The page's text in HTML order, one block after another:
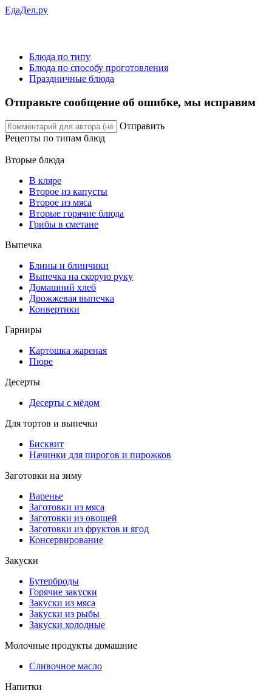
ЕдаДел.ру
Блюда по типу
Блюда по способу проготовления
Праздничные блюда
Отправьте сообщение об ошибке, мы исправим
Отправить
Рецепты по типам блюд
Вторые блюда
В кляре
Второе из капусты
Второе из мяса
Вторые горячие блюда
Грибы в сметане
Выпечка
Блины и блинчики
Выпечка на скорую руку
Домашний хлеб
Дрожжевая выпечка
Конвертики
Гарниры
Картошка жареная
Пюре
Десерты
Десерты с мёдом
Для тортов и выпечки
Бисквит
Начинки для пирогов и пирожков
Заготовки на зиму
Варенье
Заготовки из мяса
Заготовки из овощей
Заготовки из фруктов и ягод
Консервирование
Закуски
Бутерброды
Горячие закуски
Закуски из мяса
Закуски из рыбы
Закуски холодные
Молочные продукты домашние
Сливочное масло
Напитки